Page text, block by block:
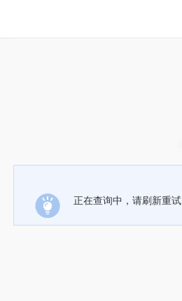
正在查询中，请刷新重试